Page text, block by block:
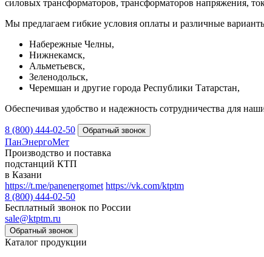
силовых трансформаторов, трансформаторов напряжения,
Мы предлагаем гибкие условия оплаты и различные
Набережные Челны,
Нижнекамск,
Альметьевск,
Зеленодольск,
Черемшан и другие города Республики Татарстан,
Обеспечивая удобство и надежность сотрудничества для
8 (800) 444-02-50
ПанЭнергоМет
Производство и поставка
подстанций КТП
в Казани
https://t.me/panenergomet https://vk.com/ktptm
8 (800) 444-02-50
Бесплатный звонок по России
sale@ktptm.ru
Каталог продукции